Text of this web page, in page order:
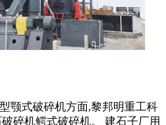
颚式破碎机方面,黎邦明重工科
碎机鳄式破碎机。 建石子厂用